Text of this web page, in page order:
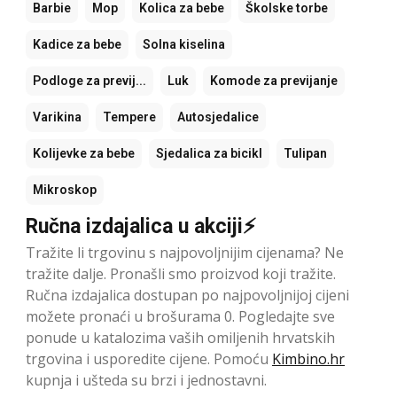
Barbie Mop Kolica za bebe Školske torbe
Kadice za bebe Solna kiselina
Podloge za previj... Luk Komode za previjanje
Varikina Tempere Autosjedalice
Kolijevke za bebe Sjedalica za bicikl Tulipan
Mikroskop
Ručna izdajalica u akciji⚡
Tražite li trgovinu s najpovoljnijim cijenama? Ne
tražite dalje. Pronašli smo proizvod koji tražite.
Ručna izdajalica dostupan po najpovoljnijoj cijeni
možete pronaći u brošurama 0. Pogledajte sve
ponude u katalozima vaših omiljenih hrvatskih
trgovina i usporedite cijene. Pomoću Kimbino.hr
kupnja i ušteda su brzi i jednostavni.